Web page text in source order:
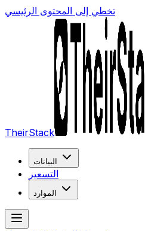
تخطي إلى المحتوى الرئيسي
TheirStack
البيانات
التسعير
الموارد